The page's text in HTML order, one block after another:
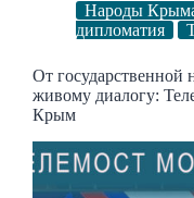
Народы
дипломатия
От государственной
живому диалогу:
Крым